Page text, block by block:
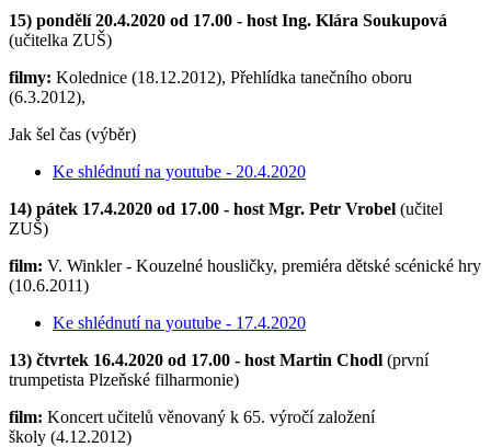
15) pondělí 20.4.2020 od 17.00 - host Ing. Klára Soukupová
(učitelka ZUŠ)
filmy: Kolednice (18.12.2012), Přehlídka tanečního oboru
(6.3.2012),
Jak šel čas (výběr)
Ke shlédnutí na youtube - 20.4.2020
14) pátek 17.4.2020 od 17.00 - host Mgr. Petr Vrobel (učitel
ZUŠ)
film: V. Winkler - Kouzelné housličky, premiéra dětské scénické hry
(10.6.2011)
Ke shlédnutí na youtube - 17.4.2020
13) čtvrtek 16.4.2020 od 17.00 - host Martin Chodl (první
trumpetista Plzeňské filharmonie)
film: Koncert učitelů věnovaný k 65. výročí založení
školy (4.12.2012)